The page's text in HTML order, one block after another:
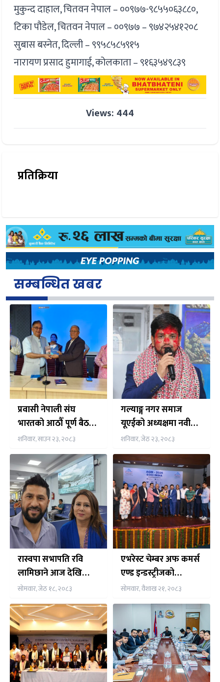
मुकुन्द दाहाल, चितवन नेपाल – ००९७७-९८५५०६३८८०,
टिका पौडेल, चितवन नेपाल – ००९७७ – ९७४२५४१२०८
सुबास बस्नेत, दिल्ली – ९९५८५८५९१५
नारायण प्रसाद हुमागाई, कोलकाता – ९१६३५४९८३९
Views: 444
प्रतिक्रिया
सम्बन्धित खबर
प्रवासी नेपाली संघ
भारतको आठौँ पूर्ण बैठक
तथा विस्तारित भेला नयाँ
दिल्लीमा सुरु
शनिवार, साउन २३, २०८३
गल्याङ्ग नगर समाज
यूएईको अध्यक्षमा नवीन
न्यौपाने निर्विरोध निर्वाचित
शनिवार, जेठ २३, २०८३
रास्वपा सभापति रवि
लामिछाने आज देखि
पाँचदिने भारत भ्रमणमा,
नेपाली समुदाय संग समेत
अन्तर्क्रिया गर्ने तय
सोमवार, जेठ १८, २०८३
एभरेस्ट चेम्बर अफ कमर्स
एण्ड इन्डस्ट्रीजको
अध्यक्षमा डा. मोहन कुमार
कार्की सर्वसम्मत चयन
सोमवार, वैशाख २१, २०८३